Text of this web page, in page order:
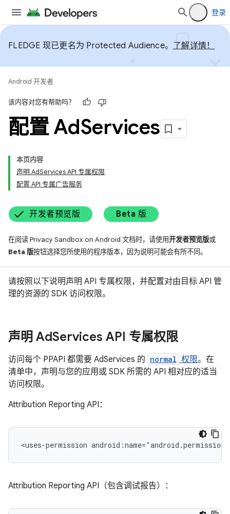
登录
FLEDGE 现已更名为 Protected Audience。 了解详情！
Android 开发者
该内容对您有帮助吗？
配置 AdServices
本页内容
声明 AdServices API 专属权限
配置 API 专属广告服务
开发者预览版 Beta 版
在阅读 Privacy Sandbox on Android 文档时，请使用开发者预览版或
Beta 版按钮选择您所使用的程序版本，因为说明可能会有所不同。
请按照以下说明声明 API 专属权限，并配置对由目标 API 管
理的资源的 SDK 访问权限。
声明 AdServices API 专属权限
访问每个 PPAPI 都需要 AdServices 的 normal 权限。在
清单中，声明与您的应用或 SDK 所需的 API 相对应的适当
访问权限。
Attribution Reporting API：
<uses-permission
Attribution Reporting API（包含调试报告）：